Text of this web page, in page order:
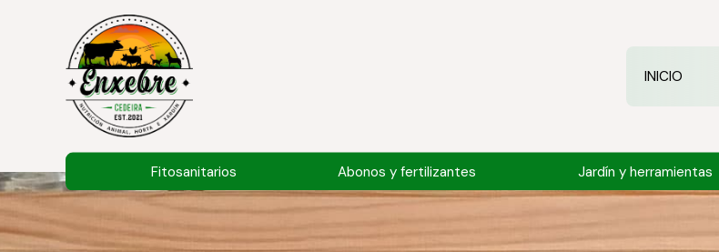
INICIO
Fitosanitarios Abonos y fertilizantes Jardín y herramientas